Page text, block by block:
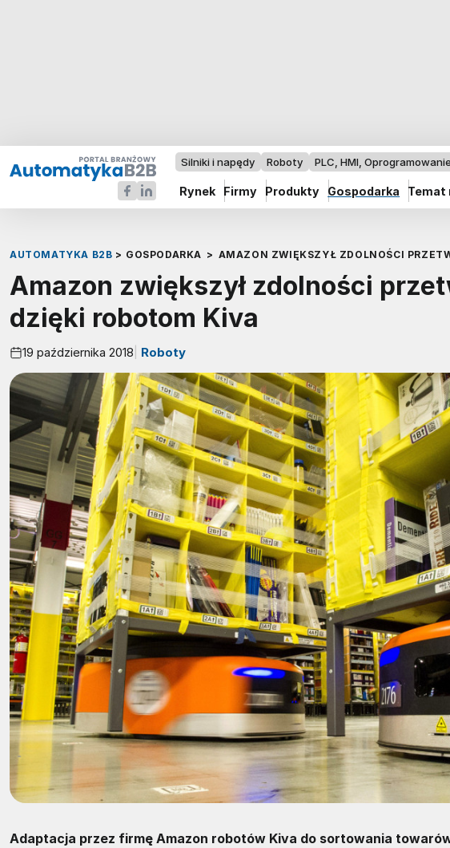
Silniki i napędy Roboty PLC, HMI,
Rynek Firmy Produkty Gospodarka Temat
AUTOMATYKA B2B > GOSPODARKA > AMAZON ZWIĘKSZYŁ ZDOLNOŚCI
Amazon zwiększył zdolności
dzięki robotom Kiva
19 października 2018 Roboty
Adaptacja przez firmę Amazon robotów Kiva do sortowania